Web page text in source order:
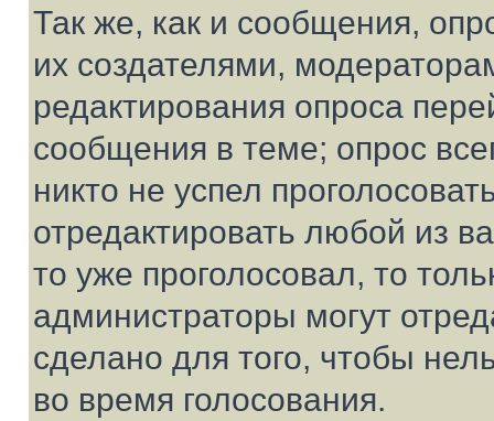
Так же, как и сообщения,
их создателями,
редактирования опроса
сообщения в теме; опрос
никто не успел
отредактировать любой из
то уже проголосовал, то
администраторы могут
сделано для того, чтобы
во время голосования.